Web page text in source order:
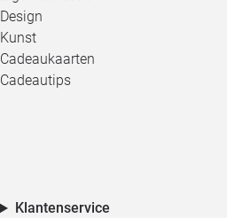
Design
Kunst
Cadeaukaarten
Cadeautips
Klantenservice